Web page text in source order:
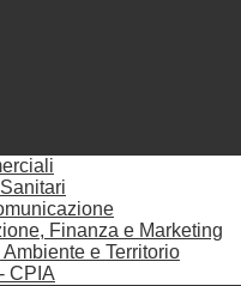
Finanza e Marketing
e Territorio
CPIA